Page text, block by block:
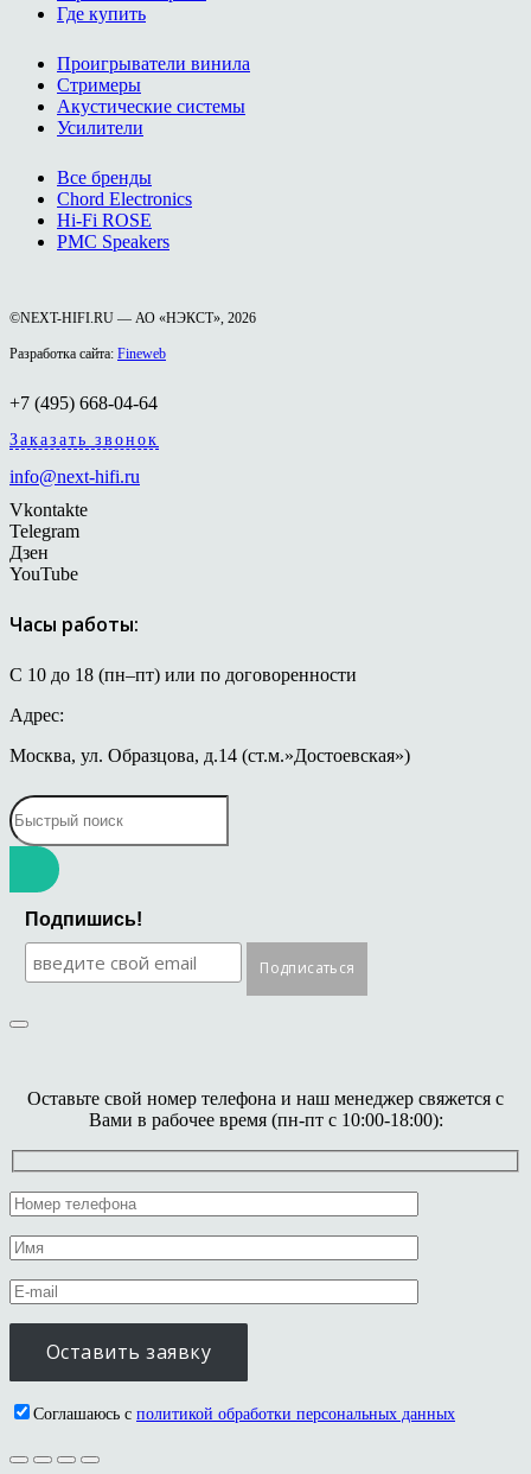
Где купить
Проигрыватели винила
Стримеры
Акустические системы
Усилители
Все бренды
Chord Electronics
Hi-Fi ROSE
PMC Speakers
©NEXT-HIFI.RU — АО «НЭКСТ», 2026
Разработка сайта: Fineweb
+7 (495) 668-04-64
Заказать звонок
info@next-hifi.ru
Vkontakte
Telegram
Дзен
YouTube
Часы работы:
С 10 до 18 (пн–пт) или по договоренности
Адрес:
Москва, ул. Образцова, д.14 (ст.м.»Достоевская»)
Подпишись!
Оставьте свой номер телефона и наш менеджер свяжется с
Вами в рабочее время (пн-пт с 10:00-18:00):
Соглашаюсь с политикой обработки персональных данных